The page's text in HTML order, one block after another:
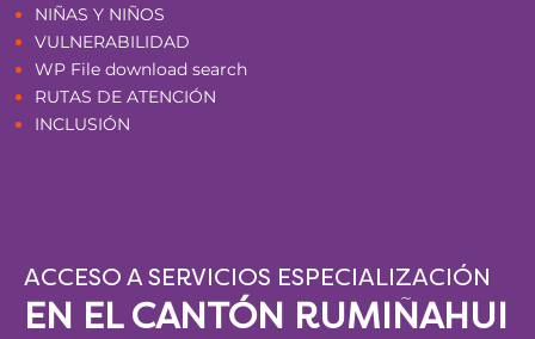
NIÑAS Y NIÑOS
VULNERABILIDAD
WP File download search
RUTAS DE ATENCIÓN
INCLUSIÓN
ACCESO A SERVICIOS ESPECIALIZACIÓN
EN EL CANTÓN RUMIÑAHUI